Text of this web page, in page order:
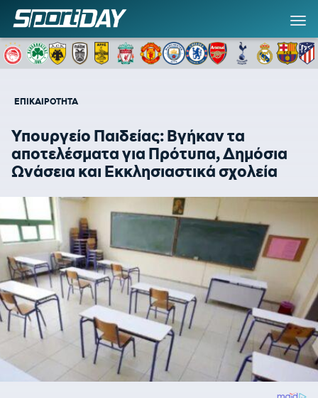
ΕΠΙΚΑΙΡΟΤΗΤΑ
Υπουργείο Παιδείας: Βγήκαν τα
αποτελέσματα για Πρότυπα, Δημόσια
Ωνάσεια και Εκκλησιαστικά σχολεία